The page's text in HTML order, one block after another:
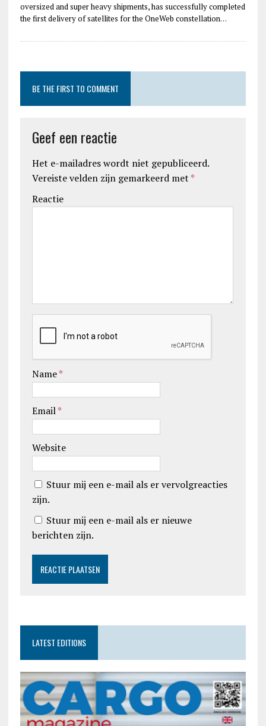
oversized and super heavy shipments, has successfully completed
the first delivery of satellites for the OneWeb constellation…
BE THE FIRST TO COMMENT
Geef een reactie
Het e-mailadres wordt niet gepubliceerd.
Vereiste velden zijn gemarkeerd met *
Reactie
Name*
Email*
Website
Stuur mij een e-mail als er vervolgreacties
zijn.
Stuur mij een e-mail als er nieuwe
berichten zijn.
LATEST EDITIONS